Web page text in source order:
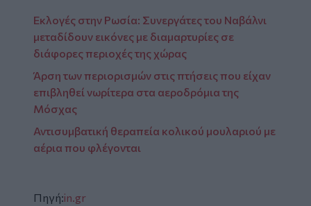
Εκλογές στην Ρωσία: Συνεργάτες του Ναβάλνι
μεταδίδουν εικόνες με διαμαρτυρίες σε
διάφορες περιοχές της χώρας
Άρση των περιορισμών στις πτήσεις που είχαν
επιβληθεί νωρίτερα στα αεροδρόμια της
Μόσχας
Αντισυμβατική θεραπεία κολικού μουλαριού με
αέρια που φλέγονται
Πηγή:in.gr